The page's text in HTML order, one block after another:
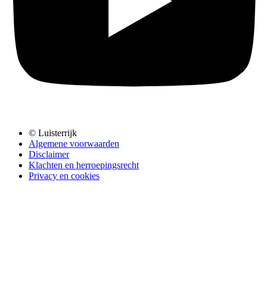
© Luisterrijk
Algemene voorwaarden
Disclaimer
Klachten en herroepingsrecht
Privacy en cookies